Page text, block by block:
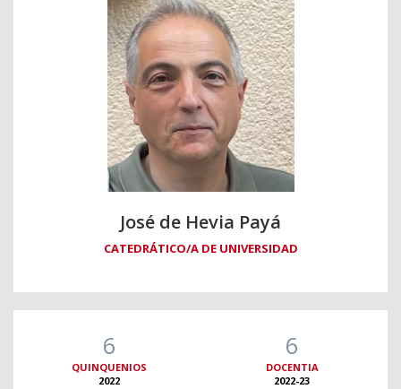
José de Hevia Payá
CATEDRÁTICO/A DE UNIVERSIDAD
6
QUINQUENIOS
2022
6
DOCENTIA
2022-23